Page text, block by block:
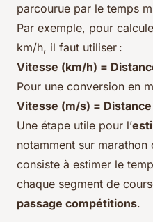
parcourue par le temps
Par exemple, pour
km/h, il faut utiliser :
Vitesse (km/h) =
Pour une conversion en
Vitesse (m/s) =
Une étape utile pour l’
notamment sur marathon
consiste à estimer le
chaque segment de
passage compétitions.